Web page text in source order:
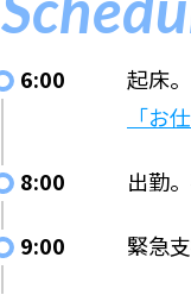
6:00
起床
「お
8:00 出勤
9:00 緊急